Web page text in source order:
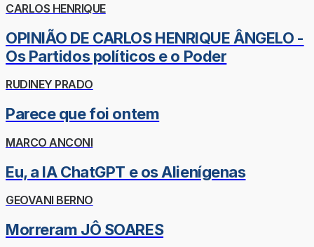
CARLOS HENRIQUE
OPINIÃO DE CARLOS HENRIQUE ÂNGELO -
Os Partidos políticos e o Poder
RUDINEY PRADO
Parece que foi ontem
MARCO ANCONI
Eu, a IA ChatGPT e os Alienígenas
GEOVANI BERNO
Morreram JÔ SOARES